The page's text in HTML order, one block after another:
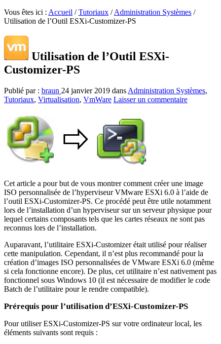
Vous êtes ici : Accueil /Tutoriaux /Administration Systèmes /
Utilisation de l’Outil ESXi-Customizer-PS
Utilisation de l’Outil ESXi-
Customizer-PS
Publié par : braun 24 janvier 2019 dans Administration Systèmes,
Tutoriaux, Virtualisation, VmWare Laisser un commentaire
Cet article a pour but de vous montrer comment créer une image
ISO personnalisée de l’hyperviseur VMware ESXi 6.0 à l’aide de
l’outil ESXi-Customizer-PS. Ce procédé peut être utile notamment
lors de l’installation d’un hyperviseur sur un serveur physique pour
lequel certains composants tels que les cartes réseaux ne sont pas
reconnus lors de l’installation.
Auparavant, l’utilitaire ESXi-Customizer était utilisé pour réaliser
cette manipulation. Cependant, il n’est plus recommandé pour la
création d’images ISO personnalisées de VMware ESXi 6.0 (même
si cela fonctionne encore). De plus, cet utilitaire n’est nativement pas
fonctionnel sous Windows 10 (il est nécessaire de modifier le code
Batch de l’utilitaire pour le rendre compatible).
Prérequis pour l’utilisation d’ESXi-Customizer-PS
Pour utiliser ESXi-Customizer-PS sur votre ordinateur local, les
éléments suivants sont requis :